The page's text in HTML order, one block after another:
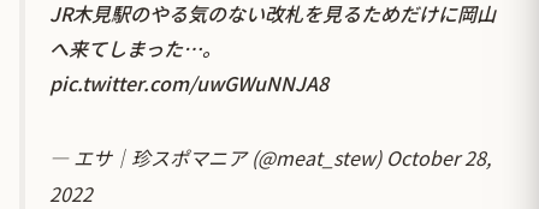
JR木見駅のやる気のない改札を見るためだけに岡山
へ来てしまった…。
pic.twitter.com/uwGWuNNJA8
— エサ｜珍スポマニア (@meat_stew) October 28,
2022